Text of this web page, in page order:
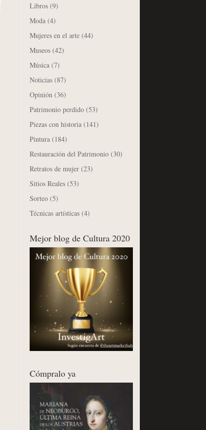
Libros (9)
Moda (4)
Mujeres en el arte (44)
Museos (42)
Música (7)
Noticias (87)
Opinión (36)
Patrimonio perdido (53)
Piezas con historia (141)
Pintura (184)
Restauración del Patrimonio (30)
Retratos de mujer (23)
Sitios Reales (53)
Sorteo (5)
Técnicas artísticas (4)
Mejor blog de Cultura 2020
Cómpralo ya